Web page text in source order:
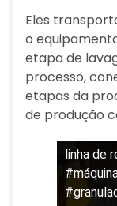
Eles
o
etapa de
processo,
etapas da
de produção
linha de